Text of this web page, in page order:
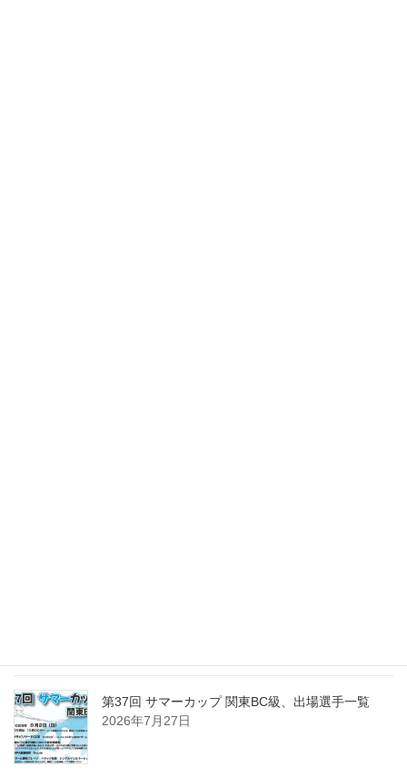
第37回 サマーカップ 関東BC級、出場選手一覧
2026年7月27日